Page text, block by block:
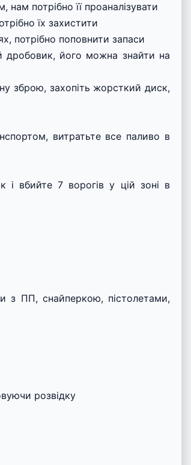
потрібно її проаналізувати
їх захистити
потрібно поповнити запаси
дробовик, його можна знайти на
зброю, захопіть жорсткий диск,
витратьте все паливо в
і вбийте 7 ворогів у цій зоні в
з ПП, снайперкою, пістолетами,
розвідку